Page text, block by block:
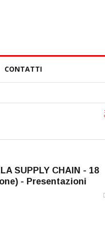
CONTATTI
SUPPLY CHAIN - 18
- Presentazioni